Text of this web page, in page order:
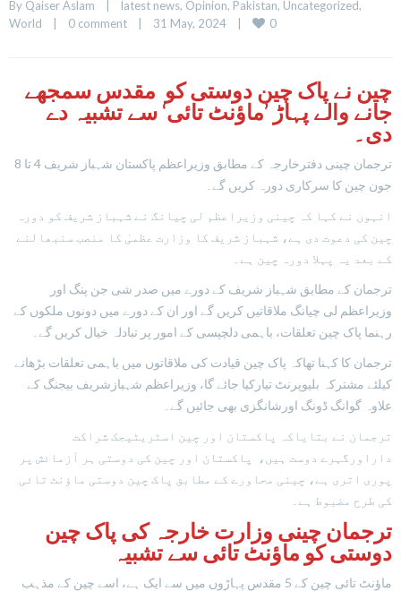
By Qaiser Aslam latest news, Opinion, Pakistan, Uncategorized
World
0 comment 31 May, 2024 0
چین نے پاک چین دوستی کو مقدس سمجھے
جانے والے پہاڑ ’ماؤنٹ تائی‘ سے تشبیہ دے
دی۔
ترجمان چینی دفترخارجہ کے مطابق وزیراعظم پاکستان شہباز شریف 4 تا 8
جون چین کا سرکاری دورہ کریں گے۔
انہوں نے کہا کہ چینی وزیراعظم لی چیانگ نے شہباز شریف کو دورہ
چین کی دعوت دی ہے، شہباز شریف کا وزارت عظمیٰ کا منصب سنبھالنے
کے بعد یہ پہلا دورہ چین ہے۔
ترجمان کے مطابق شہباز شریف کے دورے میں صدر شی جن پنگ اور
وزیراعظم لی چیانگ ملاقاتیں کریں گے اور ان کے دورے میں دونوں ملکوں کے
رہنما پاک چین تعلقات، باہمی دلچپسی کے امور پر تبادلہ خیال کریں گے۔
ترجمان کا کہنا تھاکہ پاک چین قیادت کی ملاقاتوں میں باہمی تعلقات بڑھانے
کیلئے مشترکہ بلیوپرنٹ تیارکیا جائے گا، وزیراعظم شہبازشریف بیجنگ کے
علاوہ گوانگ ڈونگ اورشانگزی بھی جائیں گے۔
ترجمان نے بتایاکہ پاکستان اور چین اسٹریٹیجک شراکت
داراورگہرے دوست ہیں، پاکستان اور چین کی دوستی ہر آزمائش پر
پوری اتری ہے، چینی محاورے کے مطابق پاک چین دوستی ماؤنٹ تائی
کی طرح مضبوط ہے۔
ترجمان چینی وزارت خارجہ کی پاک چین
دوستی کو ماؤنٹ تائی سے تشبیہ
ماؤنٹ تائی چین کے 5 مقدس پہاڑوں میں سے ایک ہے، اسے چین کے مذہب